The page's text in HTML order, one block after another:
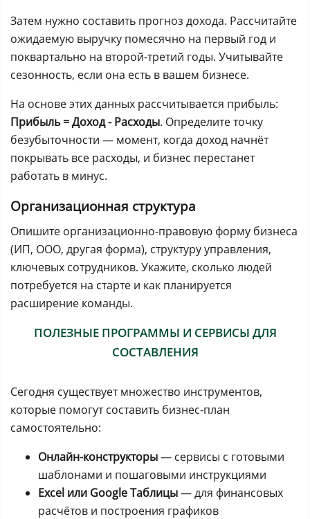
Затем нужно составить прогноз дохода. Рассчитайте
ожидаемую выручку помесячно на первый год и
поквартально на второй-третий годы. Учитывайте
сезонность, если она есть в вашем бизнесе.
На основе этих данных рассчитывается прибыль:
Прибыль = Доход - Расходы. Определите точку
безубыточности — момент, когда доход начнёт
покрывать все расходы, и бизнес перестанет
работать в минус.
Организационная структура
Опишите организационно-правовую форму бизнеса
(ИП, ООО, другая форма), структуру управления,
ключевых сотрудников. Укажите, сколько людей
потребуется на старте и как планируется
расширение команды.
ПОЛЕЗНЫЕ ПРОГРАММЫ И СЕРВИСЫ ДЛЯ
СОСТАВЛЕНИЯ
Сегодня существует множество инструментов,
которые помогут составить бизнес-план
самостоятельно:
Онлайн-конструкторы— сервисы с готовыми
шаблонами и пошаговыми инструкциями
Excel или Google Таблицы— для финансовых
расчётов и построения графиков